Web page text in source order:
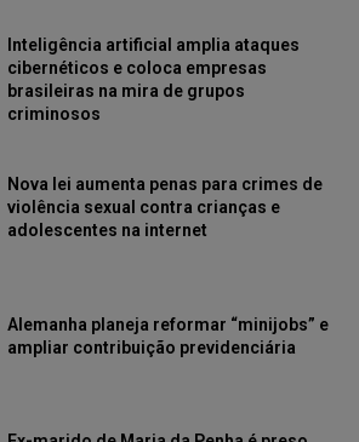
Inteligência artificial amplia ataques
cibernéticos e coloca empresas
brasileiras na mira de grupos
criminosos
Nova lei aumenta penas para crimes de
violência sexual contra crianças e
adolescentes na internet
Alemanha planeja reformar “minijobs” e
ampliar contribuição previdenciária